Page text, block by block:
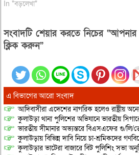
In "বড়লেখা"
সংবাদটি শেয়ার করতে নিচের “আপনার
ক্লিক করুন”
এ বিভাগের আরো সংবাদ
আদিবাসীরা এদেশের নাগরিক হলেও রাষ্ট্রীয়
কুলাউড়া থানা পুলিশের অভিযানে ভারতীয়
ভারতীয় সীমানার অভ্যন্তরে বিএসএফের গু/লি/
কুলাউড়ায় বিভিন্ন দাবি নিয়ে চা-শ্রমিকদের
কুলাউড়ার ভাটেরা বাজারে বিট পুলিশিং সভা